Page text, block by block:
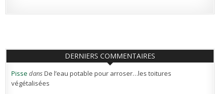
DERNIERS COMMENTAIRES
Pisse dansDe l’eau potable pour arroser…les toitures
végétalisées